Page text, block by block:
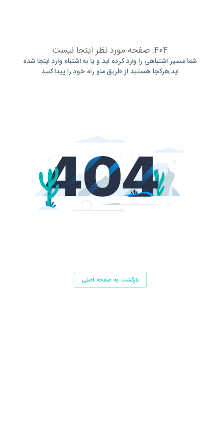
404: صفحه مورد نظر اینجا نیست
شما مسیر اشتباهی را وارد کرده اید و یا به اشتباه وارد اینجا شده
اید.هرکجا هستید از طریق منو راه خود را پیدا کنید
بازگشت به صفحه اصلی